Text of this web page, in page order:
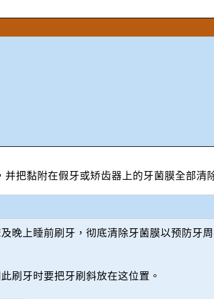
并把黏附在假牙或矫齿器上的牙菌膜全部清
晚上睡前刷牙，彻底清除牙菌膜以预防牙周
刷牙时要把牙刷斜放在这位置。